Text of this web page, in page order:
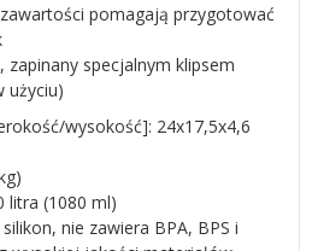
pomagają przygotować
zapinany specjalnym klipsem
użyciu)
wysokość]: 24x17,5x4,6
litra (1080 ml)
nie zawiera BPA, BPS i